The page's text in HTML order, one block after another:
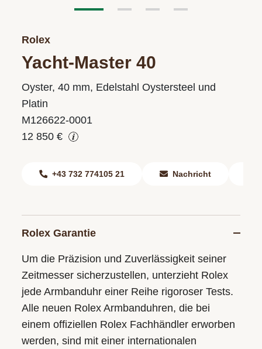
Rolex
Yacht-Master 40
Oyster, 40 mm, Edelstahl Oystersteel und
Platin
M126622-0001
12 850 €
+43 732 774105 21 Nachricht
Rolex Garantie
Um die Präzision und Zuverlässigkeit seiner
Zeitmesser sicherzustellen, unterzieht Rolex
jede Armbanduhr einer Reihe rigoroser Tests.
Alle neuen Rolex Armbanduhren, die bei
einem offiziellen Rolex Fachhändler erworben
werden, sind mit einer internationalen